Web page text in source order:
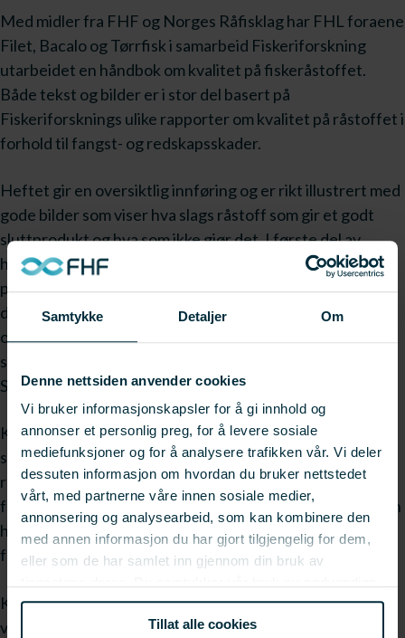
Samtykke Detaljer Om
Denne nettsiden anvender cookies
Vi bruker informasjonskapsler for å gi innhold og
annonser et personlig preg, for å levere sosiale
mediefunksjoner og for å analysere trafikken vår. Vi deler
dessuten informasjon om hvordan du bruker nettstedet
vårt, med partnerne våre innen sosiale medier,
annonsering og analysearbeid, som kan kombinere den
med annen informasjon du har gjort tilgjengelig for dem,
eller som de har samlet inn gjennom din bruk av
informasjonskapsler ved å bruke nettstedet vårt.
Tillat alle cookies
Med midler fra FHF og Norges Råfisklag har FHL foraene
Filet, Bacalo og Tørrfisk i samarbeid Fiskeriforskning
utarbeidet en håndbok om kvalitet på fiskeråstoffet.
Både tekst og bilder er i stor del basert på
Fiskeriforsknings ulike rapporter om kvalitet på råstoffet i
forhold til fangst- og redskapsskader.
Heftet gir en oversiktlig innføring og er rikt illustrert med
gode bilder som viser hva slags råstoff som gir et godt
sluttprodukt og hva som ikke gjør det. I første del av
heftet blir de ulike fangst- og redskapsskadene som
påvirker ferskfisk kvaliteten beskrevet. Den påfølgende
del er viet til saltfisken. Gode fotografier viser at fangst-
og redskapsskader på råstoffet fremstår tydelig både på
saltmoden fisk og den brukerklare utvannede saltfisken.
Skadet råstoff blir lite kamuflert i saltfiskprosessen.
Konklusjonene for tørrfisk er tilnærmet lik som for
saltfisk. Både for tørrfisk og saltfisk gir dårlig råstoff
redusert kvalitet på sluttproduktet. Til slutt i heftet er
fangstskadeindeksen til Fiskeriforskning tatt med som en
hjelp til hvordan arbeidet med råstoffsorteringen kan
foregå.
Kvalitetshåndboken "Hvis du kunne velge" finnes som
vedlegg i pdf-format i høyre grå meny. For ytterlige